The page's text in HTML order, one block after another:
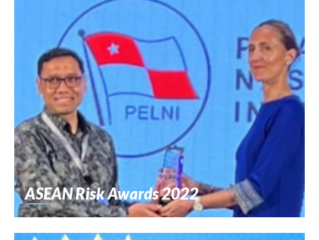
ASEAN Risk Awards 2022